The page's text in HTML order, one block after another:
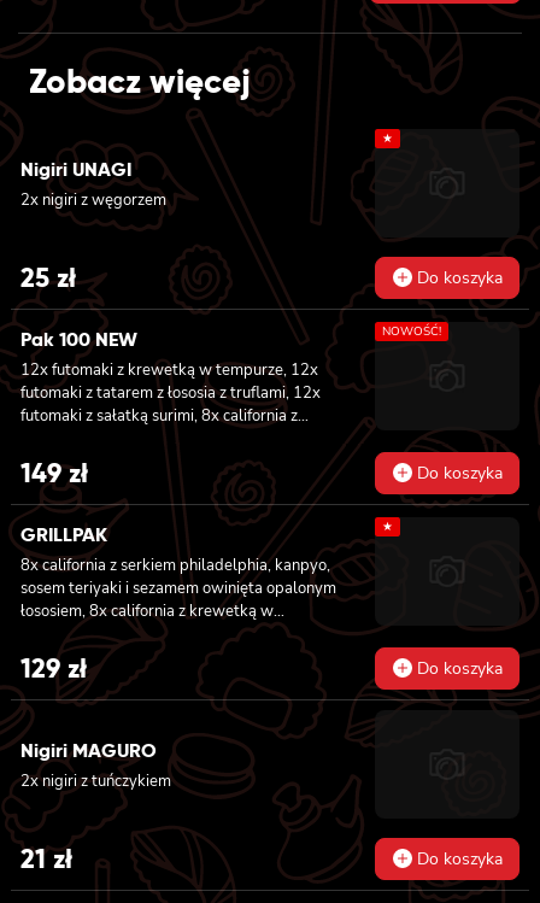
was:
40 zł.
price
is:
37 zł.
Zobacz więcej
Nigiri UNAGI
2x nigiri z węgorzem
★
25zł Do koszyka
Pak 100 NEW
12x futomaki z krewetką w tempurze, 12x
futomaki z tatarem z łososia z truflami, 12x
futomaki z sałatką surimi, 8x california z
tuńczykiem, 8x california z pieczonym
łososiem, 8x california z sałatką surimi, 8x
hosomaki z sałatką wakame, 8x hosomaki z
tuńczykiem, 8x hosomaki z wędzonym tofu,
8x hosomaki z pieczonym łososiem i 8x
hosomaki z kanpyo
NOWOŚĆ!
149zł Do koszyka
GRILLPAK
8x california z serkiem philadelphia, kanpyo,
sosem teriyaki i sezamem owinięta opalonym
łososiem, 8x california z krewetką w
tempurze, majonezem lekko pikantnym,
ogórkiem, sezamem i masago, 6x futomaki z
pieczonym łososiem, serkiem philadelphia,
awokado, ogórkiem, kanpyo i sałatą, sosem
teriyaki i sezamem, 6x futomaki z surimi,
kanpyo i ogórkiem, 6x futomaki z krewetką w
tempurze, ogórkiem, sałatą i majonezem
lekko pikantnym, 8x maki z ogórkiem
★
129 zł Do koszyka
Nigiri MAGURO
2x nigiri z tuńczykiem
21zł Do koszyka